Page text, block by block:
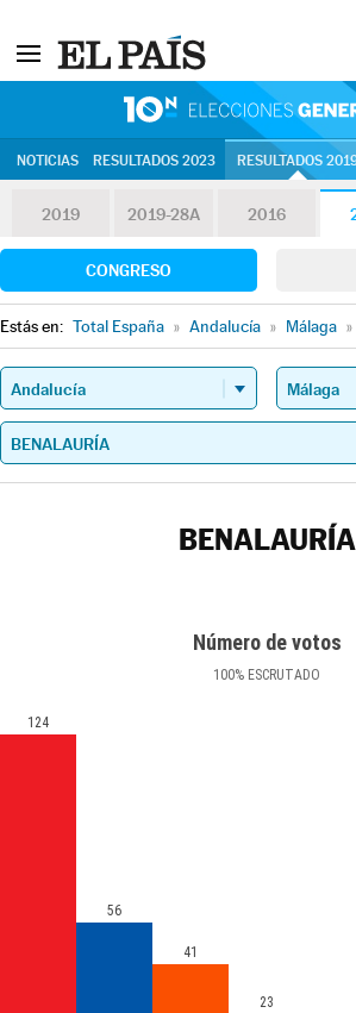
NOTICIAS RESULTADOS 2023 RESULTADOS
2019 2019-28A 2016
CONGRESO
Estás en: Total España » Andalucía » Málaga »
BENALAURÍA
Número de votos
100% ESCRUTADO
124
56
41
23